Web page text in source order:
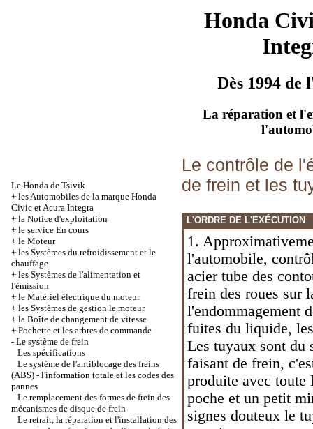
Honda
Dès 1994 de
La réparation et
Le Honda de Tsivik
+ les Automobiles de la marque Honda
Civic et Acura Integra
+ la Notice d'exploitation
+ le service En cours
+ le Moteur
+ les Systèmes du refroidissement et le
chauffage
+ les Systèmes de l'alimentation et
l'émission
+ le Matériel électrique du moteur
+ les Systèmes de gestion le moteur
+ la Boîte de changement de vitesse
+ Pochette et les arbres de commande
- Le système de frein
Les spécifications
Le système de l'antiblocage des freins
(ABS) - l'information totale et les codes des
pannes
Le remplacement des formes de frein des
mécanismes de disque de frein
Le retrait, la réparation et l'installation des
Le contrôle de
de frein et les
L'ORDRE DE L'EXÉCUTION
1.
l'automobile,
acier tube des
frein des roues sur
l'endommagement
fuites du liquide,
Les tuyaux sont du
faisant de frein,
produite avec toute
poche et un petit
signes douteux le